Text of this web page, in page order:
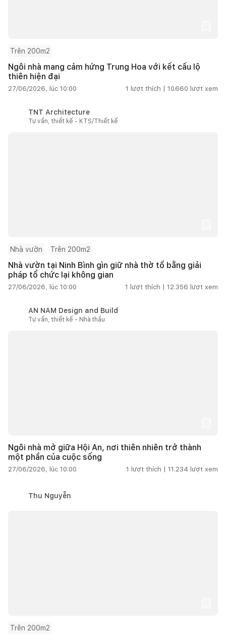
Trên 200m2
Ngôi nhà mang cảm hứng Trung Hoa với kết cấu lộ
thiên hiện đại
27/06/2026, lúc 10:00 1 lượt thích | 10.660 lượt xem
TNT Architecture
Tư vấn, thiết kế - KTS/Thiết kế
Nhà vườn Trên 200m2
Nhà vườn tại Ninh Bình gìn giữ nhà thờ tổ bằng giải
pháp tổ chức lại không gian
27/06/2026, lúc 10:00 1 lượt thích | 12.356 lượt xem
AN NAM Design and Build
Tư vấn, thiết kế - Nhà thầu
Ngôi nhà mở giữa Hội An, nơi thiên nhiên trở thành
một phần của cuộc sống
27/06/2026, lúc 10:00 1 lượt thích | 11.234 lượt xem
Thu Nguyễn
Trên 200m2